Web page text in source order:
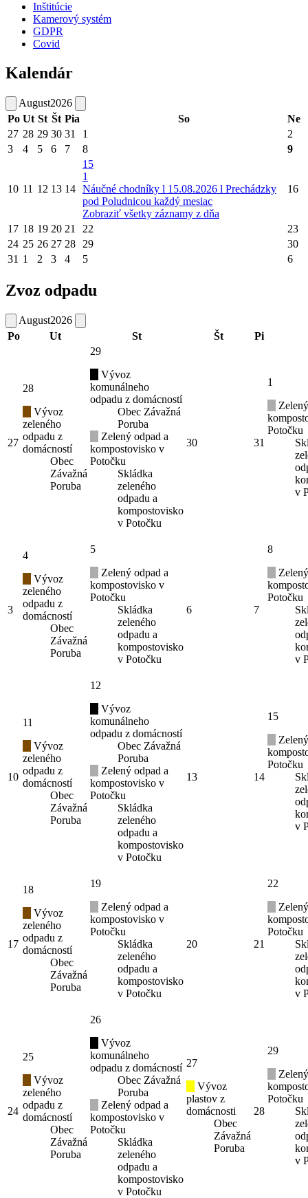
Inštitúcie
Kamerový systém
GDPR
Covid
Kalendár
August2026
Po Ut St Št Pia So
Ne
27 28 29 30 31 1
2
3
4 5 6 7 8 9
10 11 12 13 14
15
1
Náučné chodníky l 15.08.2026 l Prechádzky
pod Poludnicou každý mesiac
Zobraziť všetky záznamy z dňa
16
17 18 19 20 21 22
23
24 25 26 27 28 29
30
31 1 2 3 4 5 6
Zvoz odpadu
August2026
Po
Ut St Št Pi
27
28
Vývoz
zeleného
odpadu z
domácností
Obec
Závažná
Poruba
29
Vývoz
komunálneho
odpadu z domácností
Obec Závažná
Poruba
Zelený odpad a
kompostovisko v
Potočku
Skládka
zeleného
odpadu a
kompostovisko
v Potočku
30 31
1
Potočku
v
3
4
Vývoz
zeleného
odpadu z
domácností
Obec
Závažná
Poruba
5
Zelený odpad a
kompostovisko v
Potočku
Skládka
zeleného
odpadu a
kompostovisko
v Potočku
6 7
8
Potočku
v
10
11
Vývoz
zeleného
odpadu z
domácností
Obec
Závažná
Poruba
12
Vývoz
komunálneho
odpadu z domácností
Obec Závažná
Poruba
Zelený odpad a
kompostovisko v
Potočku
Skládka
zeleného
odpadu a
kompostovisko
v Potočku
13 14
15
Potočku
v
17
18
Vývoz
zeleného
odpadu z
domácností
Obec
Závažná
Poruba
19
Zelený odpad a
kompostovisko v
Potočku
Skládka
zeleného
odpadu a
kompostovisko
v Potočku
20 21
22
Potočku
v
24
25
Vývoz
zeleného
odpadu z
domácností
Obec
Závažná
Poruba
26
Vývoz
komunálneho
odpadu z domácností
Obec Závažná
Poruba
Zelený odpad a
kompostovisko v
Potočku
Skládka
zeleného
odpadu a
kompostovisko
v Potočku
27
Vývoz
plastov z
domácnosti
Obec
Závažná
Poruba
28
29
Potočku
v